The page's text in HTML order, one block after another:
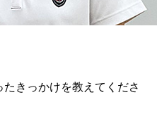
きっかけを教えてくださ